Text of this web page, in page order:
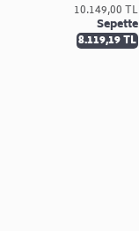
10.149,00 TL
Sepette
8.119,19 TL